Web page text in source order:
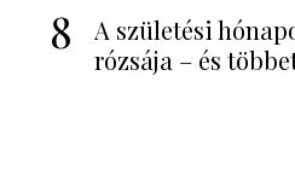
8
A születési
rózsája – és